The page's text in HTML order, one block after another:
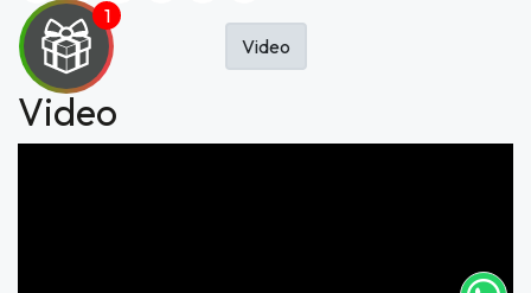
Video
Video